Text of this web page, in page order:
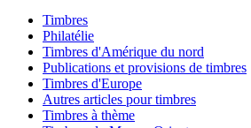
Timbres
Philatélie
Timbres d'Amérique du nord
Publications et provisions de timbres
Timbres d'Europe
Autres articles pour timbres
Timbres à thème